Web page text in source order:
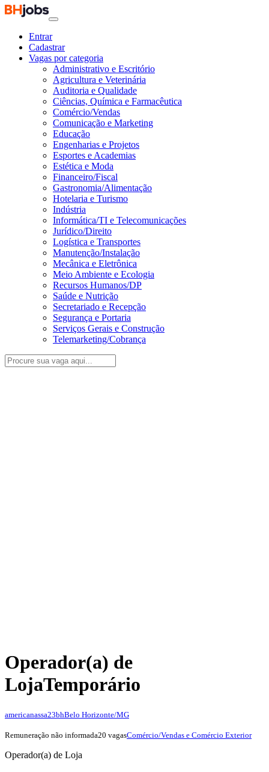
Entrar
Cadastrar
Vagas por categoria
Administrativo e Escritório
Agricultura e Veterinária
Auditoria e Qualidade
Ciências, Química e Farmacêutica
Comércio/Vendas
Comunicação e Marketing
Educação
Engenharias e Projetos
Esportes e Academias
Estética e Moda
Financeiro/Fiscal
Gastronomia/Alimentação
Hotelaria e Turismo
Indústria
Informática/TI e Telecomunicações
Jurídico/Direito
Logística e Transportes
Manutenção/Instalação
Mecânica e Eletrônica
Meio Ambiente e Ecologia
Recursos Humanos/DP
Saúde e Nutrição
Secretariado e Recepção
Segurança e Portaria
Serviços Gerais e Construção
Telemarketing/Cobrança
Operador(a) de
LojaTemporário
americanassa23bhBelo Horizonte/MG
Remuneração não informada20 vagasComércio/Vendas e Comércio Exterior
Operador(a) de Loja